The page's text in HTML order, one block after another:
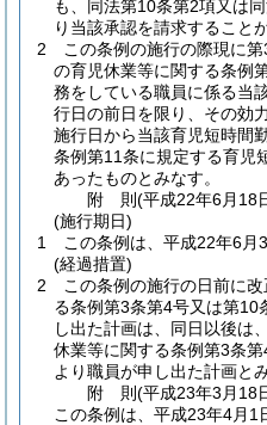
も、同法第10条第2項又は
り当該承認を請求すること
2
この条例の施行の際現に
の育児休業等に関する条例
務をしている職員に係る当
行日の前日を限り、その効
施行日から当該育児短時間
条例第11条に規定する育児
あったものとみなす。
附 則(平成22年6月18
(施行期日)
1
この条例は、平成22年6月
(経過措置)
2
この条例の施行の日前に
る条例第3条第4号又は第10
し出た計画は、同日以後は
休業等に関する条例第3条
より職員が申し出た計画と
附 則(平成23年3月18
この条例は、平成23年4月1